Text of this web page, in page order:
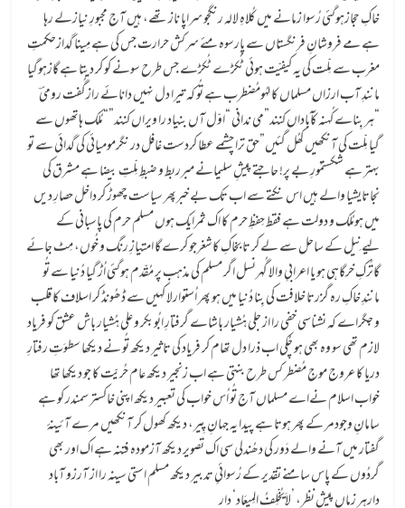
خاکِ حجازہوگئی رُسوا زمانے میں کُلاہِ لالہ رنگجو سراپا ناز تھے، ہیں آج مجبورِ نیازلے رہا
ہے مے فروشانِ فرنگستاں سے پارسوہ مئے سرکش حرارت جس کی ہے مِینا گدازحکمتِ
مغرب سے مِلّت کی یہ کیفیّت ہوئی ٹُکڑے ٹُکڑے جس طرح سونے کو کر دیتا ہے گازہوگیا
مانندِ آب ارزاں مسلماں کا لہُومُضطرب ہے تُو کہ تیرا دل نہیں دانائے رازگُفت رومیؔ
“ہر بِناے کُہنہ کآباداں کنند”می ندانی “اوّل آں بنیاد را ویراں کنند”“مُلک ہاتھوں سے
گیا مِلّت کی آنکھیں کھُل گئیں”حق ترا چشمے عطا کردست غافل در نگرمومیائی کی گدائی سے تو
بہتر ہے شکستمُورِ بے پر! حاجتے پیشِ سلیمانے مبرربط و ضبطِ مِلّتِ بیضا ہے مشرق کی
نجاتایشیا والے ہیں اس نکتے سے اب تک بے خبرپھر سیاست چھوڑ کر داخل حصارِ دیں
میں ہومُلک و دولت ہے فقط حِفظِ حرم کا اک ثمرایک ہوں مسلم حرم کی پاسبانی کے
لیےنِیل کے ساحل سے لے کر تا بخاکِ کاشغرجو کرے گا امتیازِ رنگ و خُوں، مِٹ جائے
گاتُرکِ خرگاہی ہو یا اعرابیِ والا گُہرنسل اگر مسلم کی مذہب پر مُقّدم ہوگئی اُڑ گیا دُنیا سے تُو
مانندِ خاکِ رہ گزرتا خلافت کی بِنا دُنیا میں ہو پھر اُستوارلا کہیں سے ڈھُونڈ کر اسلاف کا قلب
و جگراے کہ نشناسی خفی را از جلی ہُشیار باشاے گرفتارِ ابُوبکر و علی ہُشیار باش عشق کو فریاد
لازم تھی سو وہ بھی ہو چُکی اب ذرا دل تھام کر فریاد کی تاثیر دیکھ تُو نے دیکھا سطوَتِ رفتارِ
دریا کا عروج موجِ مُضطر کس طرح بنتی ہے اب زنجیر دیکھ عام حُریّت کا جو دیکھا تھا
خواب اسلام نےاے مسلماں آج تُو اُس خواب کی تعبیر دیکھ اپنی خاکستر سمندر کو ہے
سامانِ وجودمر کے پھر ہوتا ہے پیدا یہ جہانِ پِیر، دیکھ کھول کر آنکھیں مرے آئینۂ
گفتار میں آنے والے دَور کی دھُندلی سی اک تصویر دیکھ آزمودہ فتنہ ہے اک اور بھی
گردُوں کے پاس سامنے تقدیر کے رُسوائیِ تدبیر دیکھ مسلم استی سینہ را از آرزو آباد
دارہر زماں پیشِ نظر، ’لاَیُخْلِفُ المِیعَاد‘ دار